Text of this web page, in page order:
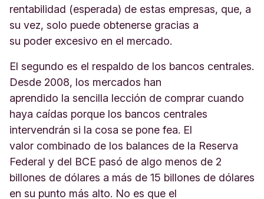
rentabilidad (esperada) de estas empresas, que, a
su vez, solo puede obtenerse gracias a
su poder excesivo en el mercado.
El segundo es el respaldo de los bancos centrales.
Desde 2008, los mercados han
aprendido la sencilla lección de comprar cuando
haya caídas porque los bancos centrales
intervendrán si la cosa se pone fea. El
valor combinado de los balances de la Reserva
Federal y del BCE pasó de algo menos de 2
billones de dólares a más de 15 billones de dólares
en su punto más alto. No es que el